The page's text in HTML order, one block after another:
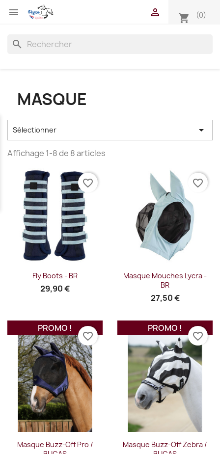
 shopping_cart (0)

search
MASQUE
Sélectionner 
Affichage 1-8 de 8 articles
Fly Boots - BR
29,90 €
favorite_border
Masque Mouches Lycra -
BR
27,50 €
favorite_border
Masque Buzz-Off Pro /
PROMO !
favorite_border
Masque Buzz-Off Zebra /
PROMO !
favorite_border